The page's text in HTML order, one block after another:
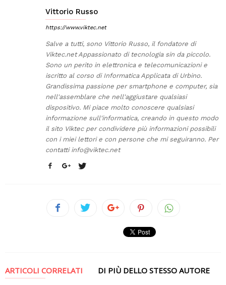
Vittorio Russo
https://www.viktec.net
Salve a tutti, sono Vittorio Russo, il fondatore di
Viktec.net Appassionato di tecnologia sin da piccolo.
Sono un perito in elettronica e telecomunicazioni e
iscritto al corso di Informatica Applicata di Urbino.
Grandissima passione per smartphone e computer, sia
nell'assemblare che nell'aggiustare qualsiasi
dispositivo. Mi piace molto conoscere qualsiasi
informazione sull'informatica, creando in questo modo
il sito Viktec per condividere più informazioni possibili
con i miei lettori e con persone che mi seguiranno. Per
contatti info@viktec.net
ARTICOLI CORRELATI DI PIÙ DELLO STESSO AUTORE